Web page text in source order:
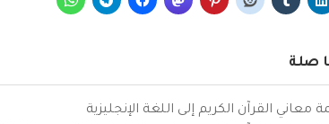
صلة
معاني القرآن الكريم إلى اللغة الإنجليزية